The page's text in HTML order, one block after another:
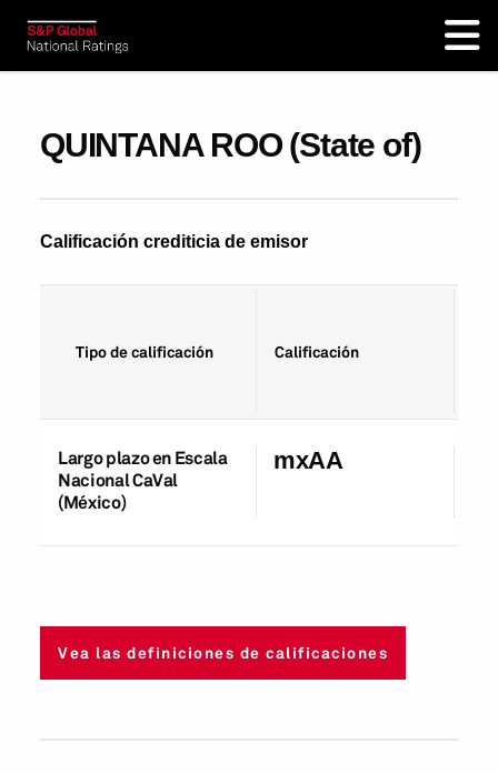
QUINTANA ROO (State of)
Calificación crediticia de emisor
Tipo de calificación Calificación
Largo plazo en Escala
Nacional CaVal
(México)
mxAA
Vea las definiciones de calificaciones